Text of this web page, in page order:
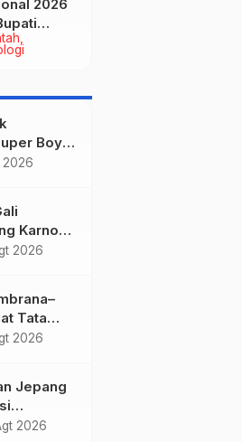
2026
dan
Boy
2026
Karno
Cipta
2026
Tata
Kerja
2026
Jepang
2026